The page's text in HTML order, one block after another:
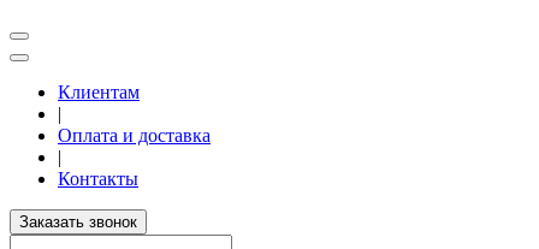
Клиентам
|
Оплата и доставка
|
Контакты
Заказать звонок